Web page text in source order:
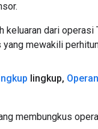
keluaran dari
mewakili
lingkup,
membungkus